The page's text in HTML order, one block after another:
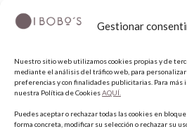
Gestionar
Nuestro sitio web utilizamos cookies propias y de
mediante el análisis del tráfico web, para
preferencias y con finalidades publicitarias. Para
nuestra Política de CookiesAQUÍ.
Puedes aceptar o rechazar todas las cookies en
forma concreta, modificar su selección o rechazar su
COPYRIGHT © 2026